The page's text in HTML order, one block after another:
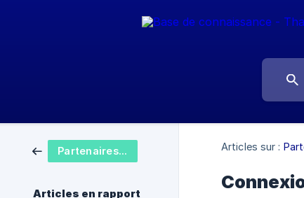
Partenaires - Intégrations
Articles en rapport
Articles sur :